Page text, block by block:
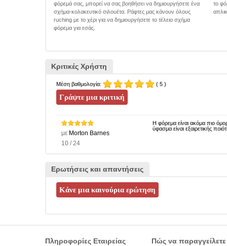
φόρεμά σας, μπορεί να σας βοηθήσει να δημιουργήσετε ένα
σχήμα-κολακευτικό σιλουέτα. Ράφτες μας κάνουν όλους
ruching με το χέρι για να δημιουργήσετε το τέλειο σχήμα
φόρεμα για εσάς.
το
Κριτικές Χρήστη
Μέση βαθμολογία: ( 5 )
με Morton Barnes
10 / 24
Η φόρεμα είναι ακόμα πιο
ύφασμα είναι εξαιρετικής
Ερωτήσεις και απαντήσεις
Πληροφορίες Εταιρείας Πώς να παραγγείλετε